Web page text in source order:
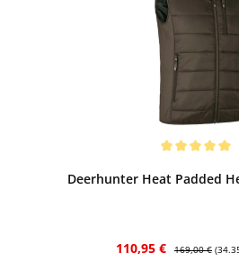
Deerhunter Heat Padded
Verkaufspreis:
110,95 € Regulärer
169,00 €